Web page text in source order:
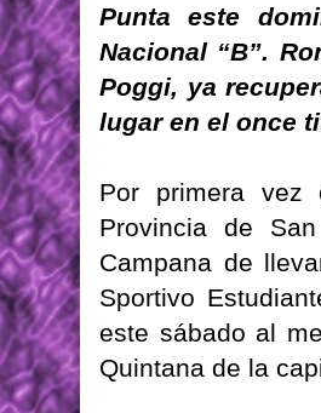
Punta este
Nacional “B”.
Poggi, ya
lugar en el once
Por primera vez
Provincia de
Campana de
Sportivo
este sábado al
Quintana de la